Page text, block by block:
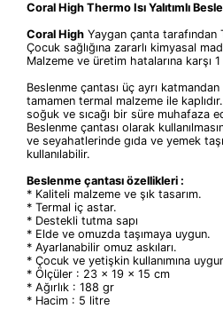
Coral High Thermo Isı Yalıtımlı
Coral High Yaygan çanta
Çocuk sağlığına zararlı kimyasal
Malzeme ve üretim hatalarına karşı
Beslenme çantası üç ayrı
tamamen termal malzeme ile
soğuk ve sıcağı bir süre muhafaza
Beslenme çantası olarak
ve seyahatlerinde gıda ve yemek
kullanılabilir.
Beslenme çantası özellikleri :
* Kaliteli malzeme ve şık tasarım.
* Termal iç astar.
* Destekli tutma sapı
* Elde ve omuzda taşımaya uygun.
* Ayarlanabilir omuz askıları.
* Çocuk ve yetişkin kullanımına
* Ölçüler : 23 x 19 x 15 cm
* Ağırlık : 188 gr
* Hacim : 5 litre